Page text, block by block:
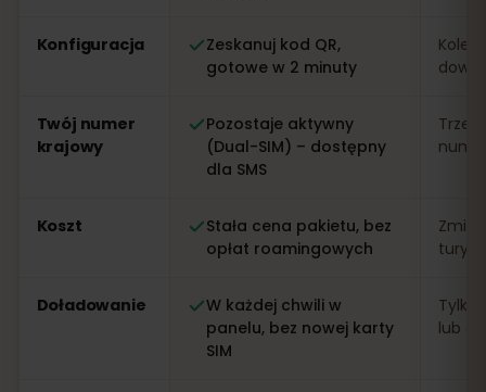
Konfiguracja
Zeskanuj kod QR,
gotowe w 2 minuty
Twój numer
krajowy
Pozostaje aktywny
(Dual-SIM) – dostępny
dla SMS
Koszt
Stała cena pakietu, bez
opłat roamingowych
Doładowanie
W każdej chwili w
panelu, bez nowej karty
SIM
Tylko
lub